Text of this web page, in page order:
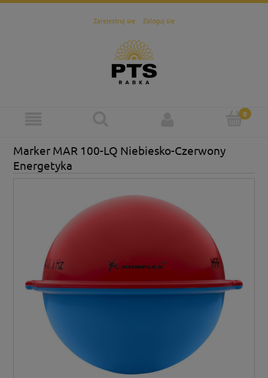
Zarejestruj się Zaloguj się
Marker MAR 100-LQ Niebiesko-Czerwony
Energetyka